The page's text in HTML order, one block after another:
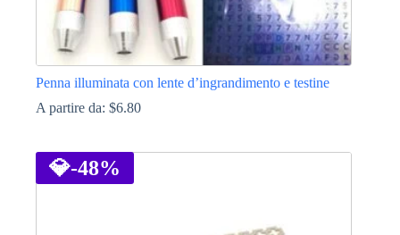
Penna illuminata con lente d’ingrandimento e testine
A partire da: $6.80
prodotto
più
💎-48%